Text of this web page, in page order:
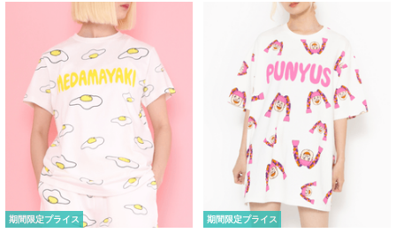
期間限定プライス
期間限定プライス